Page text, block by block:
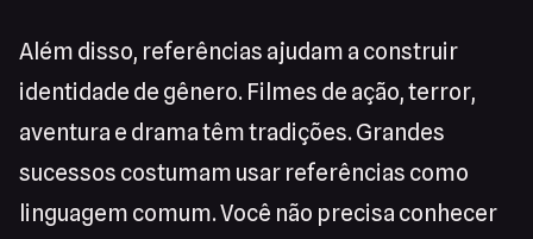
Além disso, referências ajudam a construir
identidade de gênero. Filmes de ação, terror,
aventura e drama têm tradições. Grandes
sucessos costumam usar referências como
linguagem comum. Você não precisa conhecer